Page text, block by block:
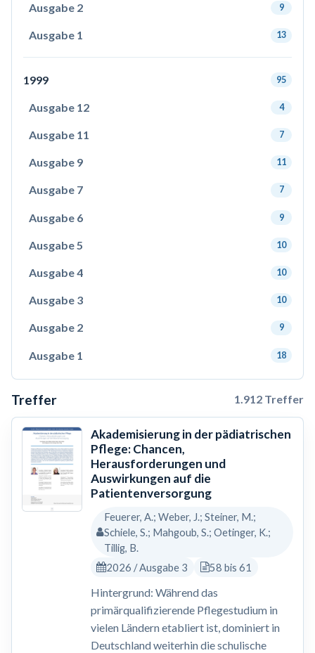
Ausgabe 2 9
Ausgabe 1 13
1999 95
Ausgabe 12 4
Ausgabe 11 7
Ausgabe 9 11
Ausgabe 7 7
Ausgabe 6 9
Ausgabe 5 10
Ausgabe 4 10
Ausgabe 3 10
Ausgabe 2 9
Ausgabe 1 18
Treffer 1.912 Treffer
Akademisierung in der pädiatrischen
Pflege: Chancen,
Herausforderungen und
Auswirkungen auf die
Patientenversorgung
Feuerer, A.; Weber, J.; Steiner, M.;
Schiele, S.; Mahgoub, S.; Oetinger, K.;
Tillig, B.
2026 / Ausgabe 3
58 bis 61
Hintergrund: Während das
primärqualifizierende Pflegestudium in
vielen Ländern etabliert ist, dominiert in
Deutschland weiterhin die schulische